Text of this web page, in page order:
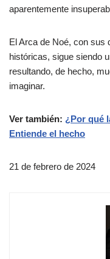
aparentemente
El Arca de Noé, con
históricas, sigue siendo
resultando, de hecho,
imaginar.
Ver también: ¿Por qué
Entiende el hecho
21 de febrero de 2024